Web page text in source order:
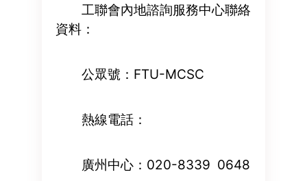
工聯會內地諮詢服務中心聯絡
資料：
公眾號：FTU-MCSC
熱線電話：
廣州中心：020-8339 0648